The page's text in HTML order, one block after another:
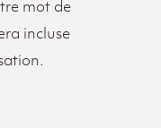
mot de
incluse